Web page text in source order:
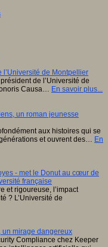
de Montpellier
de l’Université de
Causa… En savoir plus...
un roman jeunesse
aux histoires qui se
et ouvrent des… En
- met le Donut au cœur de
française
et rigoureuse, l’impact
? L’Université de
un mirage dangereux
Compliance chez Keeper